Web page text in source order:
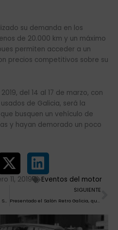
su demanda en los
de 20.000 km y un máximo
permiten acceder a un
precios competitivos sobre su
del 14 al 17 de marzo, con
de Galicia, será la
busquen un vehículo de
y hayan demorado un poco
11, 2019 Eventos del motor
SIGUIENTE